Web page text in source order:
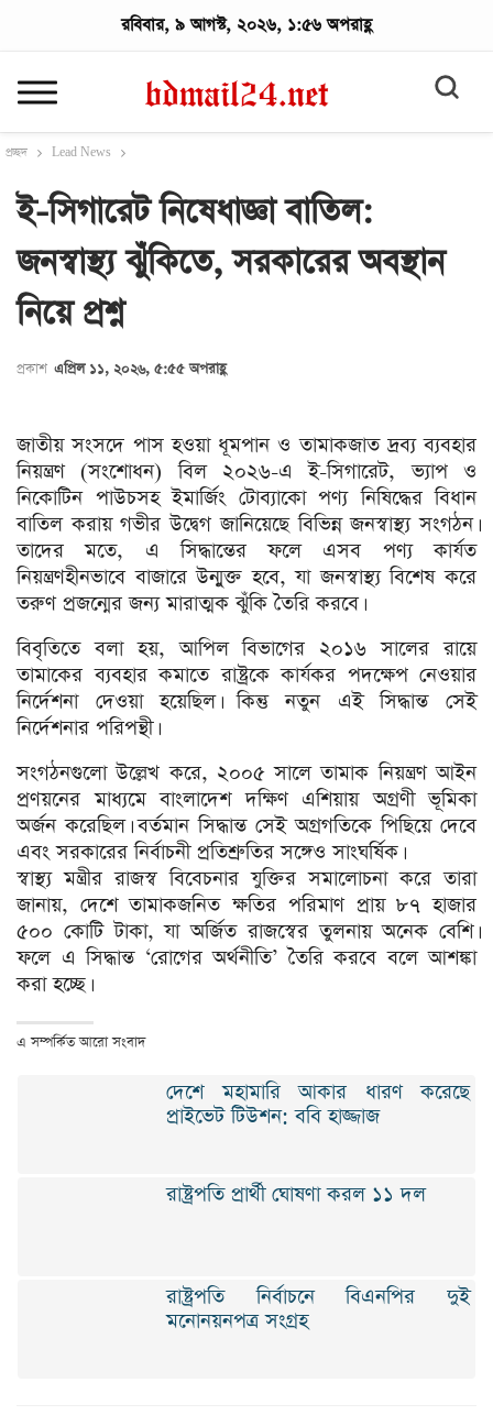
রবিবার, ৯ আগস্ট, ২০২৬, ১:৫৬ অপরাহ্ণ
প্রচ্ছদ Lead News
ই-সিগারেট নিষেধাজ্ঞা বাতিল:
জনস্বাস্থ্য ঝুঁকিতে, সরকারের অবস্থান
নিয়ে প্রশ্ন
প্রকাশ এপ্রিল ১১, ২০২৬, ৫:৫৫ অপরাহ্ণ
জাতীয় সংসদে পাস হওয়া ধূমপান ও তামাকজাত দ্রব্য ব্যবহার
নিয়ন্ত্রণ (সংশোধন) বিল ২০২৬-এ ই-সিগারেট, ভ্যাপ ও
নিকোটিন পাউচসহ ইমার্জিং টোব্যাকো পণ্য নিষিদ্ধের বিধান
বাতিল করায় গভীর উদ্বেগ জানিয়েছে বিভিন্ন জনস্বাস্থ্য সংগঠন।
তাদের মতে, এ সিদ্ধান্তের ফলে এসব পণ্য কার্যত
নিয়ন্ত্রণহীনভাবে বাজারে উন্মুক্ত হবে, যা জনস্বাস্থ্য বিশেষ করে
তরুণ প্রজন্মের জন্য মারাত্মক ঝুঁকি তৈরি করবে।
বিবৃতিতে বলা হয়, আপিল বিভাগের ২০১৬ সালের রায়ে
তামাকের ব্যবহার কমাতে রাষ্ট্রকে কার্যকর পদক্ষেপ নেওয়ার
নির্দেশনা দেওয়া হয়েছিল। কিন্তু নতুন এই সিদ্ধান্ত সেই
নির্দেশনার পরিপন্থী।
সংগঠনগুলো উল্লেখ করে, ২০০৫ সালে তামাক নিয়ন্ত্রণ আইন
প্রণয়নের মাধ্যমে বাংলাদেশ দক্ষিণ এশিয়ায় অগ্রণী ভূমিকা
অর্জন করেছিল। বর্তমান সিদ্ধান্ত সেই অগ্রগতিকে পিছিয়ে দেবে
এবং সরকারের নির্বাচনী প্রতিশ্রুতির সঙ্গেও সাংঘর্ষিক।
স্বাস্থ্য মন্ত্রীর রাজস্ব বিবেচনার যুক্তির সমালোচনা করে তারা
জানায়, দেশে তামাকজনিত ক্ষতির পরিমাণ প্রায় ৮৭ হাজার
৫০০ কোটি টাকা, যা অর্জিত রাজস্বের তুলনায় অনেক বেশি।
ফলে এ সিদ্ধান্ত ‘রোগের অর্থনীতি’ তৈরি করবে বলে আশঙ্কা
করা হচ্ছে।
এ সম্পর্কিত আরো সংবাদ
দেশে মহামারি আকার ধারণ করেছে
প্রাইভেট টিউশন: ববি হাজ্জাজ
রাষ্ট্রপতি প্রার্থী ঘোষণা করল ১১ দল
রাষ্ট্রপতি নির্বাচনে বিএনপির দুই
মনোনয়নপত্র সংগ্রহ